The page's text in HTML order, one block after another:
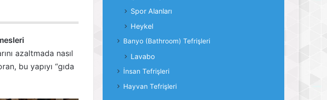
azaltmada nasıl
bu yapıyı “gıda
Spor Alanları
Heykel
Banyo (Bathroom) Tefrişleri
Lavabo
İnsan Tefrişleri
Hayvan Tefrişleri